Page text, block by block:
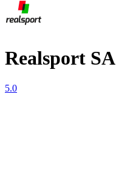
Realsport SA
5.0